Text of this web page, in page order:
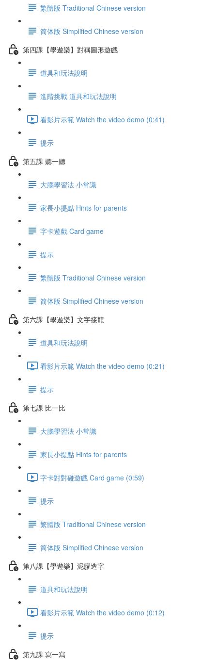
繁體版 Traditional Chinese version
简体版 Simplified Chinese version
第四課【學遊樂】對稱圖形遊戲
道具和玩法說明
進階挑戰 道具和玩法說明
看影片示範 Watch the video demo (0:41)
提示
第五課 聽一聽
大腦學習法 小常識
家長小提點 Hints for parents
字卡遊戲 Card game
提示
繁體版 Traditional Chinese version
简体版 Simplified Chinese version
第六課【學遊樂】文字接龍
道具和玩法說明
看影片示範 Watch the video demo (0:21)
提示
第七課 比一比
大腦學習法 小常識
家長小提點 Hints for parents
字卡對對碰遊戲 Card game (0:59)
提示
繁體版 Traditional Chinese version
简体版 Simplified Chinese version
第八課【學遊樂】泥膠造字
道具和玩法說明
看影片示範 Watch the video demo (0:12)
提示
第九課 寫一寫